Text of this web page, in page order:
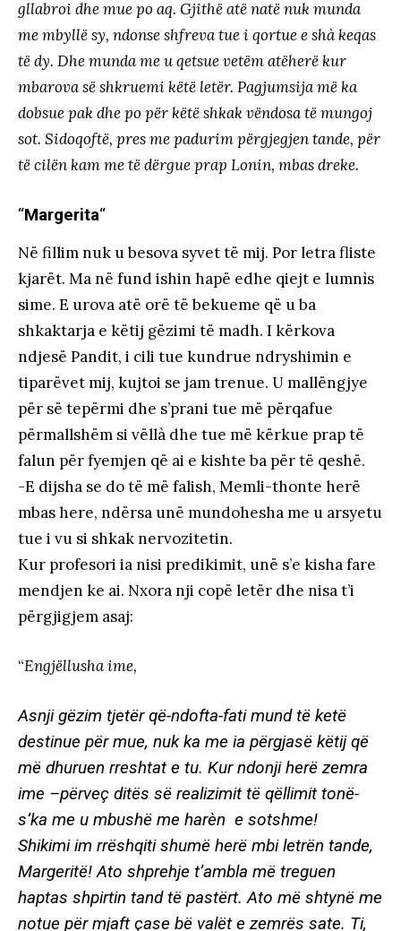
gllabroi dhe mue po aq. Gjithë atë natë nuk munda
me mbyllë sy, ndonse shfreva tue i qortue e shà keqas
të dy. Dhe munda me u qetsue vetëm atëherë kur
mbarova së shkruemi këtë letër. Pagjumsija më ka
dobsue pak dhe po për këtë shkak vëndosa të mungoj
sot. Sidoqoftë, pres me padurim përgjegjen tande, për
të cilën kam me të dërgue prap Lonin, mbas dreke.
“Margerita“
Në fillim nuk u besova syvet të mij. Por letra fliste
kjarët. Ma në fund ishin hapë edhe qiejt e lumnìs
sime. E urova atë orë të bekueme që u ba
shkaktarja e këtij gëzimi të madh. I kërkova
ndjesë Pandit, i cili tue kundrue ndryshimin e
tiparëvet mij, kujtoi se jam trenue. U mallëngjye
për së tepërmi dhe s’prani tue më përqafue
përmallshëm si vëllà dhe tue më kërkue prap të
falun për fyemjen që ai e kishte ba për të qeshë.
-E dijsha se do të më falish, Memli-thonte herë
mbas here, ndërsa unë mundohesha me u arsyetu
tue i vu si shkak nervozitetin.
Kur profesori ia nisi predikimit, unë s’e kisha fare
mendjen ke ai. Nxora nji copë letër dhe nisa t’i
përgjigjem asaj:
“Engjëllusha ime,
Asnji gëzim tjetër që-ndofta-fati mund të ketë
destinue për mue, nuk ka me ia përgjasë këtij që
më dhuruen rreshtat e tu. Kur ndonji herë zemra
ime –përveç ditës së realizimit të qëllimit tonë-
s’ka me u mbushë me harèn e sotshme!
Shikimi im rrëshqiti shumë herë mbi letrën tande,
Margeritë! Ato shprehje t’ambla më treguen
haptas shpirtin tand të pastërt. Ato më shtynë me
notue për mjaft çase bë valët e zemrës sate. Ti,